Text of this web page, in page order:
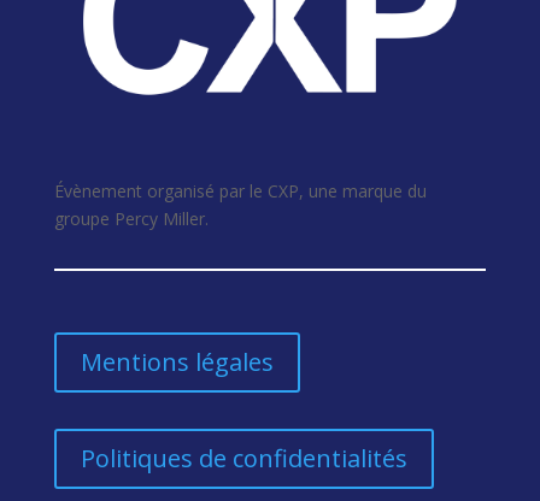
Évènement organisé par le CXP, une marque du
groupe Percy Miller.
Mentions légales
Politiques de confidentialités